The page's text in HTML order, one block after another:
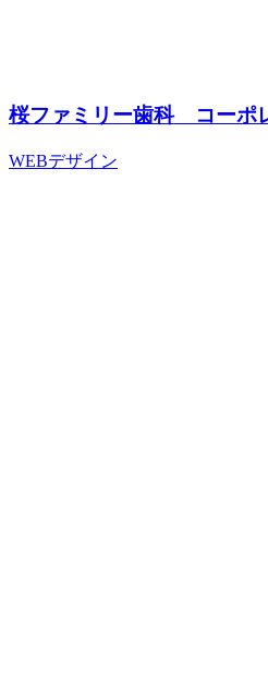
桜ファミリー歯科 コーポ
WEBデザイン